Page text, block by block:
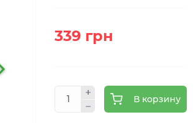
339 грн
В корзину